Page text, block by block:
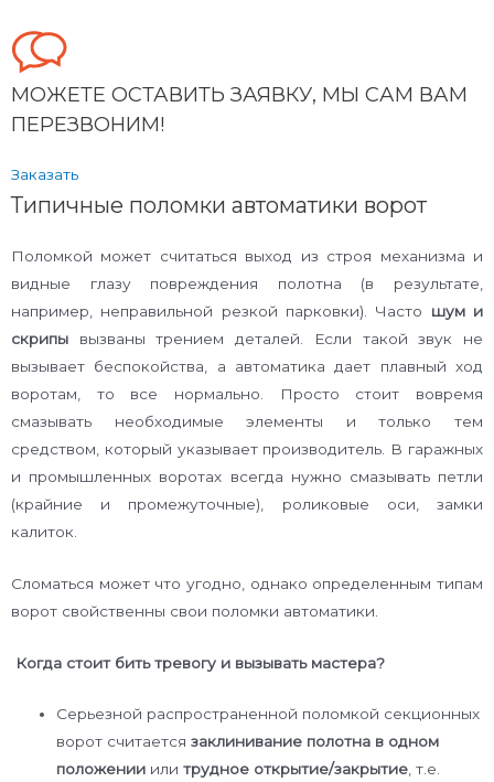
МОЖЕТЕ ОСТАВИТЬ ЗАЯВКУ, МЫ САМ ВАМ
ПЕРЕЗВОНИМ!
Заказать
Типичные поломки автоматики ворот
Поломкой может считаться выход из строя механизма и
видные глазу повреждения полотна (в результате,
например, неправильной резкой парковки). Часто шум и
скрипы вызваны трением деталей. Если такой звук не
вызывает беспокойства, а автоматика дает плавный ход
воротам, то все нормально. Просто стоит вовремя
смазывать необходимые элементы и только тем
средством, который указывает производитель. В гаражных
и промышленных воротах всегда нужно смазывать петли
(крайние и промежуточные), роликовые оси, замки
калиток.
Сломаться может что угодно, однако определенным типам
ворот свойственны свои поломки автоматики.
Когда стоит бить тревогу и вызывать мастера?
Серьезной распространенной поломкой секционных
ворот считаетсязаклинивание полотна в одном
положении или трудное открытие/закрытие, т.е.